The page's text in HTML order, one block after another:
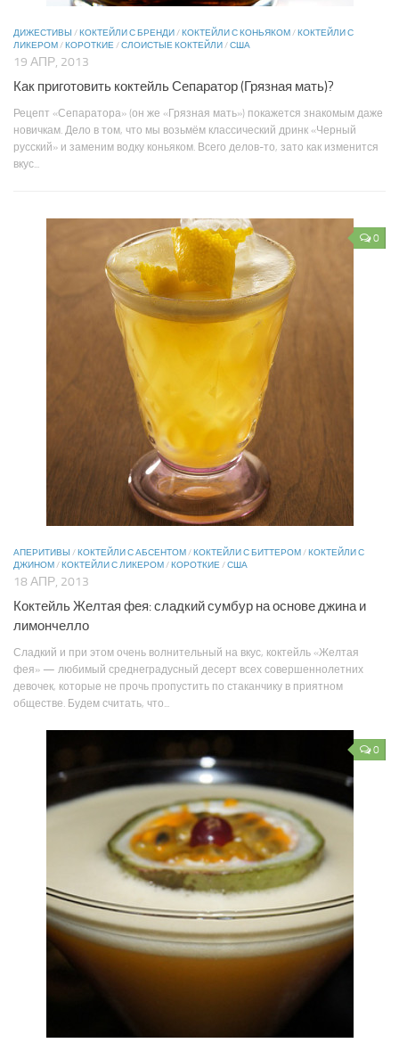
ДИЖЕСТИВЫ /КОКТЕЙЛИ С БРЕНДИ/КОКТЕЙЛИ С КОНЬЯКОМ/КОКТЕЙЛИ С
ЛИКЕРОМ/КОРОТКИЕ/СЛОИСТЫЕ КОКТЕЙЛИ/США
19 АПР, 2013
Как приготовить коктейль Сепаратор (Грязная мать)?
Рецепт «Сепаратора» (он же «Грязная мать») покажется знакомым даже
новичкам. Дело в том, что мы возьмём классический дринк «Черный
русский» и заменим водку коньяком. Всего делов-то, зато как изменится
вкус...
0
АПЕРИТИВЫ /КОКТЕЙЛИ С АБСЕНТОМ/КОКТЕЙЛИ С БИТТЕРОМ/КОКТЕЙЛИ С
ДЖИНОМ/КОКТЕЙЛИ С ЛИКЕРОМ/КОРОТКИЕ/США
18 АПР, 2013
Коктейль Желтая фея: сладкий сумбур на основе джина и
лимончелло
Сладкий и при этом очень волнительный на вкус, коктейль «Желтая
фея» — любимый среднеградусный десерт всех совершеннолетних
девочек, которые не прочь пропустить по стаканчику в приятном
обществе. Будем считать, что...
0